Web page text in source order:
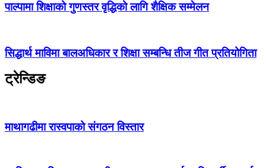
पाल्पामा शिक्षाको गुणस्तर वृद्धिको लागि शैक्षिक सम्मेलन
सिद्धार्थ माविमा बालअधिकार र शिक्षा सम्बन्धि तीज गीत प्रतियोगिता
ट्रेन्डिङ
माथागढीमा रास्वपाको संगठन विस्तार